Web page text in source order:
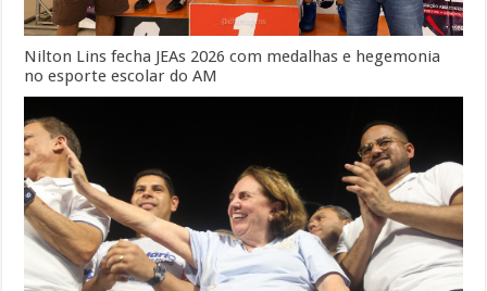
Nilton Lins fecha JEAs 2026 com medalhas e hegemonia
no esporte escolar do AM